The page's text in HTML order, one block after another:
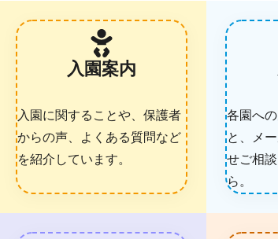
入園案内
入園に関することや、保護者
からの声、よくある質問など
を紹介しています。
各園へ
と、メ
せご相
ら。